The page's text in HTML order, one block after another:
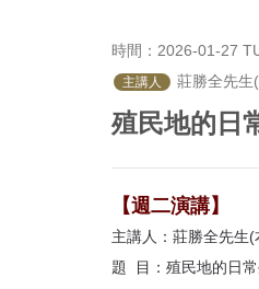
所-
首
頁
時間：2026-01-27
主講人 莊勝全先生
殖民地的日
【週二演講】
主講人：莊勝全先生
題 目：殖民地的日